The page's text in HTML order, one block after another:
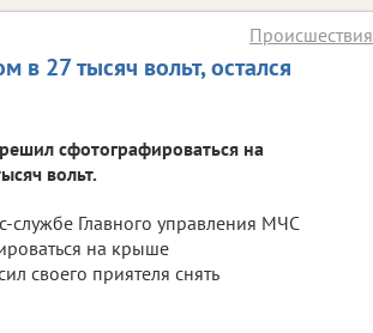
в 27 тысяч вольт, остался
Происшествия
сфотографироваться на
вольт.
службе Главного управления МЧС
на крыше
своего приятеля снять